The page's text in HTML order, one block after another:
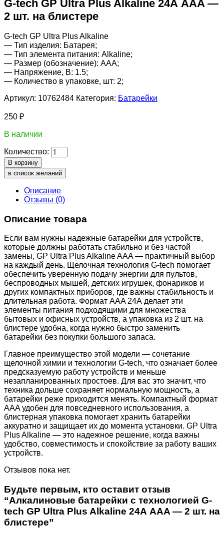
G-tech GP Ultra Plus Alkaline 24А AАA —
2 шт. на блистере
G-tech GP Ultra Plus Alkaline
— Тип изделия: Батарея;
— Тип элемента питания: Alkaline;
— Размер (обозначение): AAA;
— Напряжение, В: 1.5;
— Количество в упаковке, шт: 2;
Артикул: 10762484 Категория: Батарейки
250 ₽
В наличии
Количество:
В корзину
в список желаний
Описание
Отзывы (0)
Описание товара
Если вам нужны надежные батарейки для устройств,
которые должны работать стабильно и без частой
замены, GP Ultra Plus Alkaline AAA — практичный выбор
на каждый день. Щелочная технология G-tech помогает
обеспечить уверенную подачу энергии для пультов,
беспроводных мышей, детских игрушек, фонариков и
других компактных приборов, где важны стабильность и
длительная работа. Формат AAA 24А делает эти
элементы питания подходящими для множества
бытовых и офисных устройств, а упаковка из 2 шт. на
блистере удобна, когда нужно быстро заменить
батарейки без покупки большого запаса.
Главное преимущество этой модели — сочетание
щелочной химии и технологии G-tech, что означает более
предсказуемую работу устройств и меньше
незапланированных простоев. Для вас это значит, что
техника дольше сохраняет нормальную мощность, а
батарейки реже приходится менять. Компактный формат
AAA удобен для повседневного использования, а
блистерная упаковка помогает хранить батарейки
аккуратно и защищает их до момента установки. GP Ultra
Plus Alkaline — это надежное решение, когда важны
удобство, совместимость и спокойствие за работу ваших
устройств.
Отзывов пока нет.
Будьте первым, кто оставит отзыв
“Алкалиновые батарейки c технологией G-
tech GP Ultra Plus Alkaline 24А AАA — 2 шт. на
блистере”